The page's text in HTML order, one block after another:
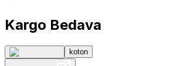
Kargo Bedava
koton